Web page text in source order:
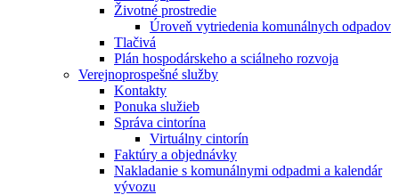
Životné prostredie
Úroveň vytriedenia komunálnych odpadov
Tlačivá
Plán hospodárskeho a sciálneho rozvoja
Verejnoprospešné služby
Kontakty
Ponuka služieb
Správa cintorína
Virtuálny cintorín
Faktúry a objednávky
Nakladanie s komunálnymi odpadmi a kalendár
vývozu